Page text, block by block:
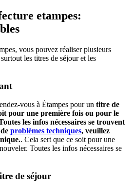
etampes:
vous pouvez réaliser plusieurs
les titres de séjour et les
vous à Étampes pour un titre de
pour une première fois ou pour le
les infos nécessaires se trouvent
problèmes techniques, veuillez
. Cela sert que ce soit pour une
Toutes les infos nécessaires se
de séjour